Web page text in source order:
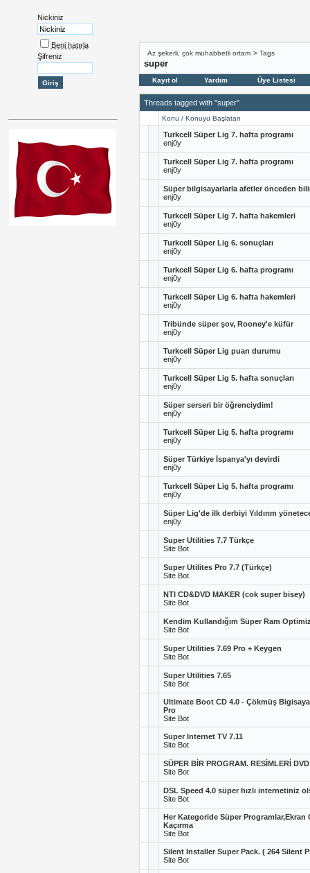
Nickiniz
Beni hatırla
Şifreniz
Az şekerli, çok muhabbetli ortam > Tags
super
Kayıt ol Yardım Üye Listesi
Threads tagged with "super"
Konu / Konuyu Başlatan
Turkcell Süper Lig 7. hafta programı
enj0y
Turkcell Süper Lig 7. hafta programı
enj0y
Süper bilgisayarlarla afetler önceden
enj0y
Turkcell Süper Lig 7. hafta hakemleri
enj0y
Turkcell Süper Lig 6. sonuçları
enj0y
Turkcell Süper Lig 6. hafta programı
enj0y
Turkcell Süper Lig 6. hafta hakemleri
enj0y
Tribünde süper şov, Rooney'e küfür
enj0y
Turkcell Süper Lig puan durumu
enj0y
Turkcell Süper Lig 5. hafta sonuçları
enj0y
Süper serseri bir öğrenciydim!
enj0y
Turkcell Süper Lig 5. hafta programı
enj0y
Süper Türkiye İspanya'yı devirdi
enj0y
Turkcell Süper Lig 5. hafta programı
enj0y
Süper Lig'de ilk derbiyi Yıldırım
enj0y
Super Utilities 7.7 Türkçe
Site Bot
Super Utilites Pro 7.7 (Türkçe)
Site Bot
NTI CD&DVD MAKER (cok super bisey)
Site Bot
Kendim Kullandığım Süper Ram
Site Bot
Super Utilities 7.69 Pro + Keygen
Site Bot
Super Utilities 7.65
Site Bot
Ultimate Boot CD 4.0 - Çökmüş
Pro
Site Bot
Super Internet TV 7.11
Site Bot
SÜPER BİR PROGRAM. RESİMLERİ
Site Bot
DSL Speed 4.0 süper hızlı internetiniz
Site Bot
Her Kategoride Süper
Kaçırma
Site Bot
Silent Installer Super Pack. ( 264 Silent
Site Bot